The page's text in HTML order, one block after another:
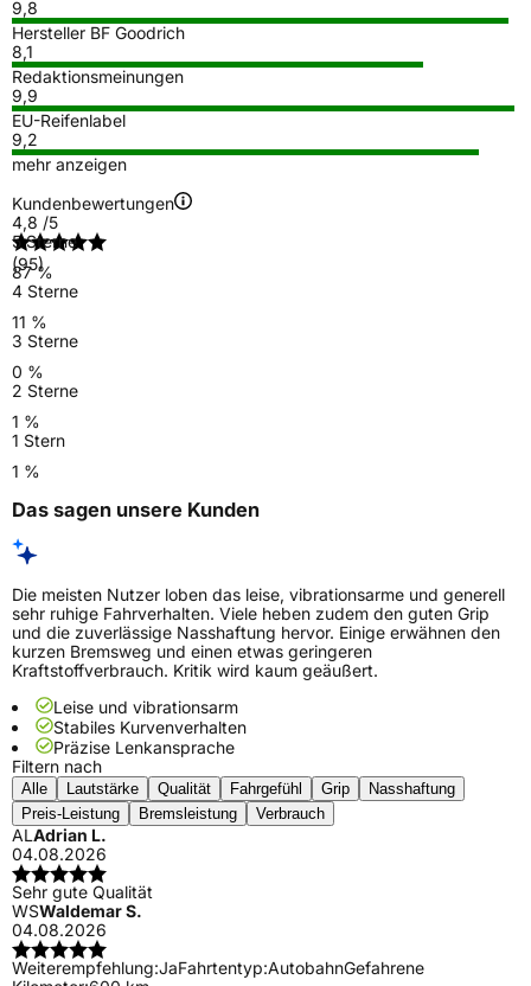
9,8
Hersteller BF Goodrich
8,1
Redaktionsmeinungen
9,9
EU-Reifenlabel
9,2
mehr anzeigen
Kundenbewertungen
4,8 /5
(95)
5 Sterne
87 %
4 Sterne
11 %
3 Sterne
0 %
2 Sterne
1 %
1 Stern
1 %
Das sagen unsere Kunden
Die meisten Nutzer loben das leise, vibrationsarme und generell
sehr ruhige Fahrverhalten. Viele heben zudem den guten Grip
und die zuverlässige Nasshaftung hervor. Einige erwähnen den
kurzen Bremsweg und einen etwas geringeren
Kraftstoffverbrauch. Kritik wird kaum geäußert.
Leise und vibrationsarm
Stabiles Kurvenverhalten
Präzise Lenkansprache
Filtern nach
Alle Lautstärke Qualität Fahrgefühl Grip
Nasshaftung
Preis-Leistung
Bremsleistung Verbrauch
ALAdrian L.
04.08.2026
Sehr gute Qualität
WSWaldemar S.
04.08.2026
Weiterempfehlung:JaFahrtentyp:AutobahnGefahrene